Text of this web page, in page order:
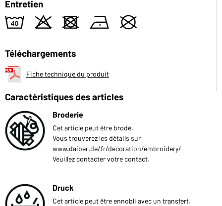
Entretien
8 o d n U
Téléchargements
Fiche technique du produit
Caractéristiques des articles
Broderie
Cet article peut être brodé.
Vous trouverez les détails sur
www.daiber.de/fr/decoration/embroidery/
Veuillez contacter votre contact.
Druck
Cet article peut être ennobli avec un transfert.